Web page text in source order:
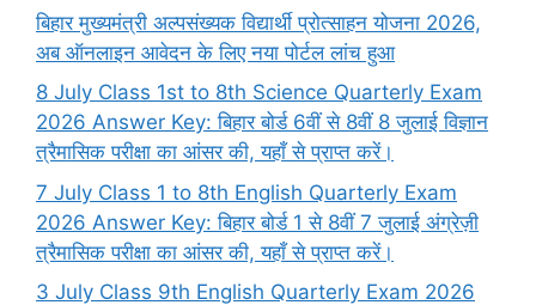
बिहार मुख्यमंत्री अल्पसंख्यक विद्यार्थी प्रोत्साहन योजना 2026,
अब ऑनलाइन आवेदन के लिए नया पोर्टल लांच हुआ
8 July Class 1st to 8th Science Quarterly Exam
2026 Answer Key: बिहार बोर्ड 6वीं से 8वीं 8 जुलाई विज्ञान
त्रैमासिक परीक्षा का आंसर की, यहाँ से प्राप्त करें।
7 July Class 1 to 8th English Quarterly Exam
2026 Answer Key: बिहार बोर्ड 1 से 8वीं 7 जुलाई अंग्रेज़ी
त्रैमासिक परीक्षा का आंसर की, यहाँ से प्राप्त करें।
3 July Class 9th English Quarterly Exam 2026